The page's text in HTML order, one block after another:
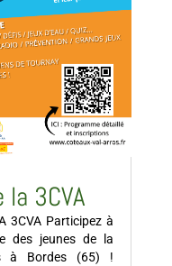
la 3CVA
3CVA Participez à
des jeunes de la
à Bordes (65) !